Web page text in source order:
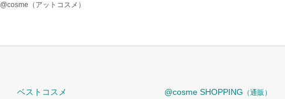
@cosme（アットコスメ）
ベストコスメ
@cosme SHOPPING （通販）